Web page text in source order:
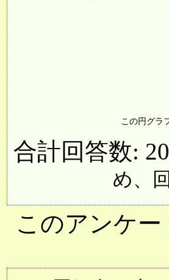
この円グラ
合計回答数:
め、
このアンケー